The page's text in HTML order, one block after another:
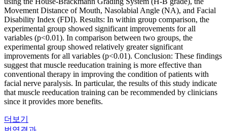
Movement Distance of Mouth, Nasolabial Angle (NA), and Facial
Disability Index (FDI). Results: In within group comparison, the
experimental group showed significant improvements for all
variables (p<0.01). In comparison between two groups, the
experimental group showed relatively greater significant
improvements for all variables (p<0.01). Conclusion: These findings
suggest that muscle reeducation training is more effective than
conventional therapy in improving the condition of patients with
facial nerve paralysis. In particular, the results of this study indicate
that muscle reeducation training can be recommended by clinicians
since it provides more benefits.
더보기